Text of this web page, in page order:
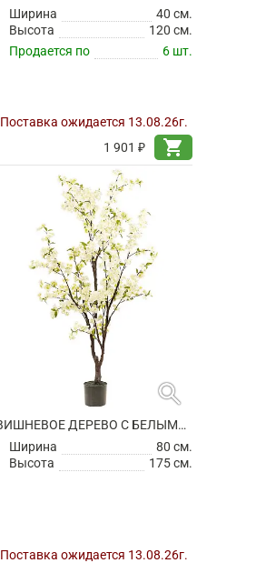
Ширина
40 см.
Высота
120 см.
Продается по
6 шт.
Поставка ожидается 13.08.26г.
1 901 ₽
shopping_cart
search
ВИШНЕВОЕ ДЕРЕВО С БЕЛЫМИ ЦВЕТАМИ ИСКУССТВЕННОЕ
Ширина
80 см.
Высота
175 см.
Поставка ожидается 13.08.26г.